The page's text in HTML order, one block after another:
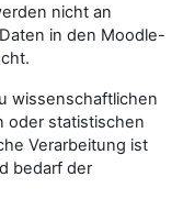
nicht an
in den Moodle-
wissenschaftlichen
oder statistischen
Verarbeitung ist
bedarf der